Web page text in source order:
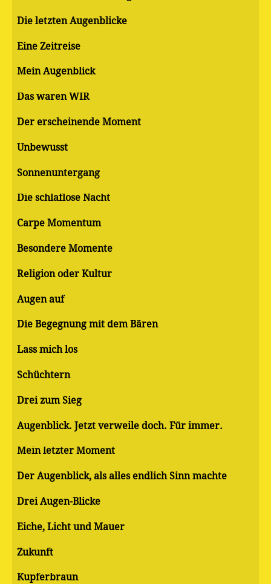
Die letzten Augenblicke
Eine Zeitreise
Mein Augenblick
Das waren WIR
Der erscheinende Moment
Unbewusst
Sonnenuntergang
Die schlaflose Nacht
Carpe Momentum
Besondere Momente
Religion oder Kultur
Augen auf
Die Begegnung mit dem Bären
Lass mich los
Schüchtern
Drei zum Sieg
Augenblick. Jetzt verweile doch. Für immer.
Mein letzter Moment
Der Augenblick, als alles endlich Sinn machte
Drei Augen-Blicke
Eiche, Licht und Mauer
Zukunft
Kupferbraun